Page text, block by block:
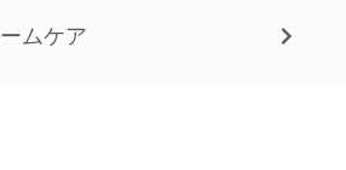
ムケア